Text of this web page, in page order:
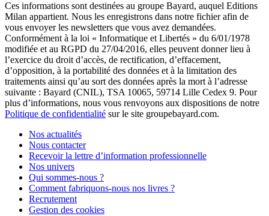
Ces informations sont destinées au groupe Bayard, auquel Editions
Milan appartient. Nous les enregistrons dans notre fichier afin de
vous envoyer les newsletters que vous avez demandées.
Conformément à la loi « Informatique et Libertés » du 6/01/1978
modifiée et au RGPD du 27/04/2016, elles peuvent donner lieu à
l’exercice du droit d’accès, de rectification, d’effacement,
d’opposition, à la portabilité des données et à la limitation des
traitements ainsi qu’au sort des données après la mort à l’adresse
suivante : Bayard (CNIL), TSA 10065, 59714 Lille Cedex 9. Pour
plus d’informations, nous vous renvoyons aux dispositions de notre
Politique de confidentialité sur le site groupebayard.com.
Nos actualités
Nous contacter
Recevoir la lettre d’information professionnelle
Nos univers
Qui sommes-nous ?
Comment fabriquons-nous nos livres ?
Recrutement
Gestion des cookies